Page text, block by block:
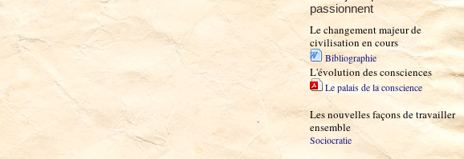
passionnent
Le changement majeur de
civilisation en cours
Bibliographie
L'évolution des consciences
Le palais de la conscience
Les nouvelles façons de travailler
ensemble
Sociocratie